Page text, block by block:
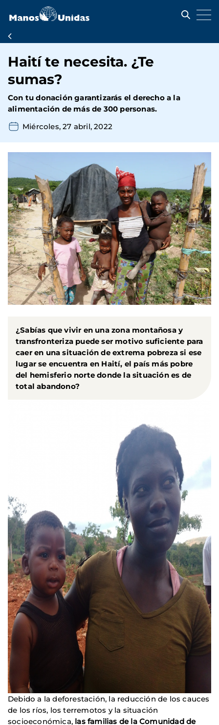
contenido
principal
Ruta
de
navegación
Haití te necesita. ¿Te
sumas?
Con tu donación garantizarás el derecho a la
alimentación de más de 300 personas.
Miércoles, 27 abril, 2022
¿Sabías que vivir en una zona montañosa y
transfronteriza puede ser motivo suficiente para
caer en una situación de extrema pobreza si ese
lugar se encuentra en Haití, el país más pobre
del hemisferio norte donde la situación es de
total abandono?
Debido a la deforestación, la reducción de los cauces
de los ríos, los terremotos y la situación
socioeconómica, las familias de la Comunidad de